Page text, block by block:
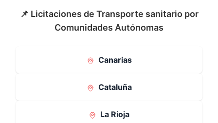
📌 Licitaciones de Transporte sanitario por
Comunidades Autónomas
Canarias
Cataluña
La Rioja